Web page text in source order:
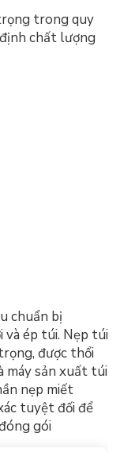
trong quy
chất lượng
chuẩn bị
và ép túi. Nẹp túi
được thổi
máy sản xuất túi
nẹp miết
tuyệt đối để
gói